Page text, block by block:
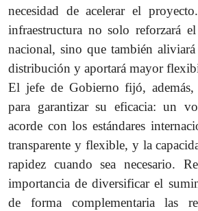
necesidad de acelerar el
infraestructura no solo reforzará el
nacional, sino que también
distribución y aportará mayor
El jefe de Gobierno fijó, además,
para garantizar su eficacia: un
acorde con los estándares
transparente y flexible, y la
rapidez cuando sea necesario.
importancia de diversificar el
de forma complementaria las